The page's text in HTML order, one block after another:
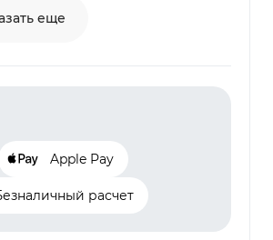
еще
Apple Pay
расчет